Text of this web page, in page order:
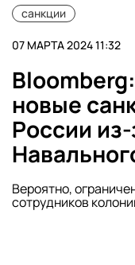
санкции
07 МАРТА 2024 11:32
новые
России
Вероятно,
сотрудников